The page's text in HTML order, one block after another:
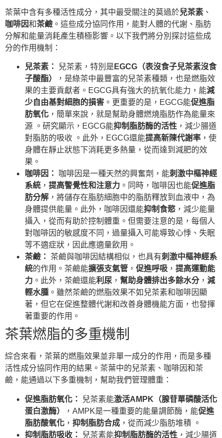
茶葉中含有多種活性成分，其中最受關注的莫過於兒茶素 、
咖啡因和茶鹼。這些成分協同作用，能對人體的代謝、脂肪
分解和能量消耗產生積極影響。以下我們將分別探討這些成
分的作用機制：
兒茶素： 兒茶素，特別是 EGCG（表沒食子兒茶素沒食
子酸酯）
，是綠茶中最豐富的兒茶素種類，也是燃脂效
果的主要貢獻者。EGCG具有強大的抗氧化能力，能減
少自由基對細胞的損害 。更重要的是，EGCG能促進脂
肪氧化 ，簡單來說，就是幫助身體燃燒脂肪作為能量來
源 。研究顯示，EGCG能抑制脂肪酶的活性 ，減少腸道
對脂肪的吸收 。此外，EGCG還能提高新陳代謝率 ，使
身體在靜止狀態下消耗更多熱量，從而達到減肥的效
果。
咖啡因：
咖啡因是一種天然的興奮劑，能刺激中樞神經
系統 ， 提高警覺性和注意力 。同時，咖啡因也能促進脂
肪分解 ，將儲存在脂肪細胞中的脂肪釋放到血液中，為
身體提供能量。此外，咖啡因還能抑制食慾 ，減少能量
攝入，從而有助於控制體重。但需要注意的是，每個人
對咖啡因的敏感度不同，過量攝入可能導致心悸、失眠
等不適症狀，因此應適量飲用。
茶鹼： 茶鹼與咖啡因結構相似，也具有刺激中樞神經系
統的作用。茶鹼能擴張支氣管 ， 促進呼吸 ， 提高運動能
力 。此外，茶鹼還能利尿 ， 幫助身體排出多餘水分， 減
輕水腫 。雖然茶鹼的燃脂效果不如兒茶素和咖啡因顯
著，但它在促進整體代謝和改善身體機能方面，也發揮
著重要的作用。
茶葉燃脂的多重機制
綜合來看，茶葉的燃脂效果並非單一成分的作用，而是多種
活性成分協同作用的結果。茶葉中的兒茶素、咖啡因和茶
鹼，能通過以下多重機制，幫助我們管理體重：
促進脂肪氧化： 兒茶素能激活AMPK（腺苷單磷酸活化
蛋白激酶）
，AMPK是一種重要的能量調節酶，能促進
脂肪酸氧化 ， 抑制脂肪合成 ，從而減少脂肪堆積 。
抑制脂肪吸收：
兒茶素能抑制脂肪酶的活性 ，減少腸道